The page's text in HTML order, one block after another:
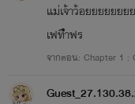
แม่เจ้าว้อยยยยยย
เฟทืำฟร
จากตอน: Chapter 1 :